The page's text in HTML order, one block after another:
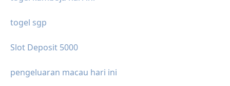
togel sgp
Slot Deposit 5000
pengeluaran macau hari ini